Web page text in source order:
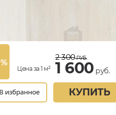
%
Цена за 1 м²
2 300РУБ.
1 600руб.
КУПИТЬ